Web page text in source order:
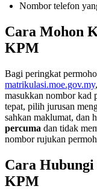
Nombor telefon
Cara Mohon
KPM
Bagi peringkat
matrikulasi.moe.gov.my
masukkan nombor kad
tepat, pilih jurusan
sahkan maklumat, dan
percuma dan tidak
nombor rujukan
Cara
KPM